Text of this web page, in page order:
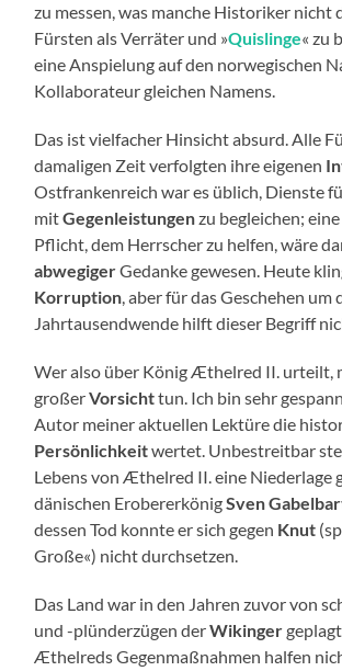
zu messen, was manche Historiker nicht
Fürsten als Verräter und »Quislinge« zu
eine Anspielung auf den norwegischen
Kollaborateur gleichen Namens.
Das ist vielfacher Hinsicht absurd. Alle
damaligen Zeit verfolgten ihre eigenen
Ostfrankenreich war es üblich, Dienste
mitGegenleistungenzu begleichen;
Pflicht, dem Herrscher zu helfen, wäre
abwegigerGedanke gewesen. Heute
Korruption, aber für das Geschehen um
Jahrtausendwende hilft dieser Begriff
Wer also über König Æthelred II. urteilt,
großerVorsichttun. Ich bin sehr
Autor meiner aktuellen Lektüre die
Persönlichkeitwertet. Unbestreitbar
Lebens von Æthelred II. eine Niederlage
dänischen ErobererkönigSven
dessen Tod konnte er sich gegen Knut
Große«) nicht durchsetzen.
Das Land war in den Jahren zuvor von
und -plünderzügen derWikinger
Æthelreds Gegenmaßnahmen halfen